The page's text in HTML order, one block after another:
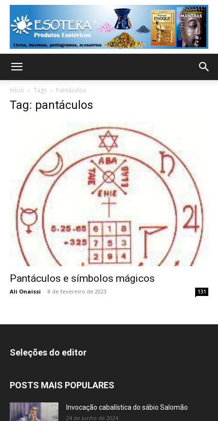
Início Tags Pantáculos
Tag: pantáculos
Pantáculos e símbolos mágicos
Ali Onaissi - 8 de fevereiro de 2023 131
Seleções do editor
POSTS MAIS POPULARES
Invocação cabalística do sábio Salomão
24 de junho de 2024